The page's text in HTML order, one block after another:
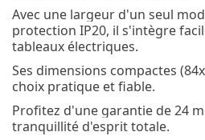
Avec une largeur d'un seul
protection IP20, il s'intègre
tableaux électriques.
Ses dimensions compactes
choix pratique et fiable.
Profitez d'une garantie de 24
tranquillité d'esprit totale.